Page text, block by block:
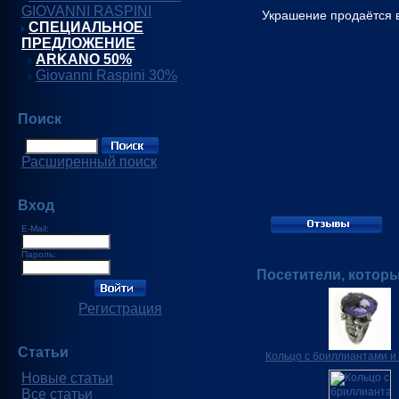
GIOVANNI RASPINI
СПЕЦИАЛЬНОЕ
ПРЕДЛОЖЕНИЕ
ARKANO 50%
Giovanni Raspini 30%
Поиск
Расширенный поиск
Вход
E-Mail:
Пароль:
Регистрация
Статьи
Новые статьи
Все статьи
Украшение продаётся
Посетители,
Кольцо с бриллиантами